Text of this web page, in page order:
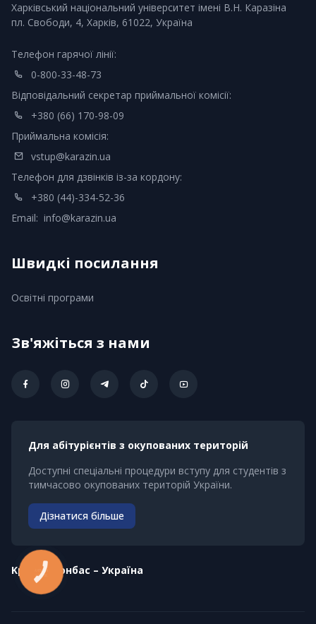
Харківський національний університет імені В.Н. Каразіна
пл. Свободи, 4, Харків, 61022, Україна
Телефон гарячої лінії:
0-800-33-48-73
Відповідальний секретар приймальної комісії:
+380 (66) 170-98-09
Приймальна комісія:
vstup@karazin.ua
Телефон для дзвінків із-за кордону:
+380 (44)-334-52-36
Email: info@karazin.ua
Швидкі посилання
Освітні програми
Зв'яжіться з нами
Для абітурієнтів з окупованих територій
Доступні спеціальні процедури вступу для студентів з
тимчасово окупованих територій України.
Дізнатися більше
Kрим – Донбас – Україна
КНОПКА
ЗВ'ЯЗКУ